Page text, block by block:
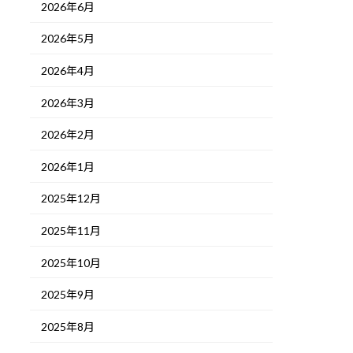
2026年6月
2026年5月
2026年4月
2026年3月
2026年2月
2026年1月
2025年12月
2025年11月
2025年10月
2025年9月
2025年8月